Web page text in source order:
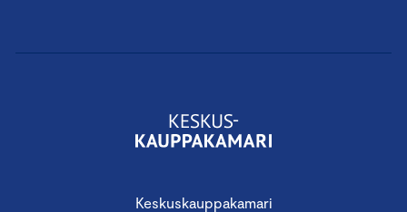
Keskuskauppakamari